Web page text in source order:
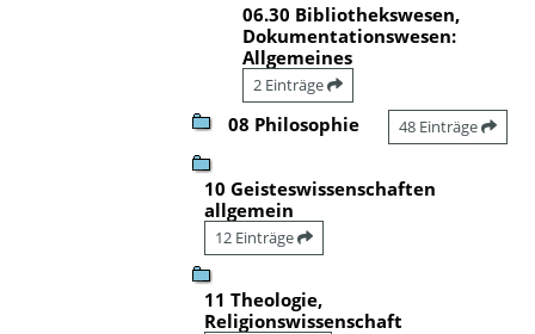
06.30 Bibliothekswesen,
Dokumentationswesen:
Allgemeines
2 Einträge
08 Philosophie 48 Einträge
10 Geisteswissenschaften
allgemein
12 Einträge
11 Theologie,
Religionswissenschaft